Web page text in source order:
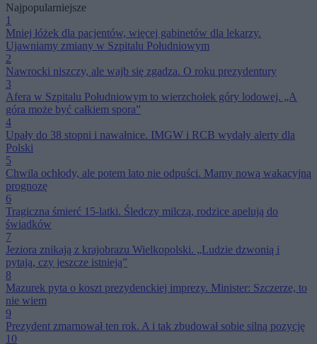
Najpopularniejsze
1
Mniej łóżek dla pacjentów, więcej gabinetów dla lekarzy.
Ujawniamy zmiany w Szpitalu Południowym
2
Nawrocki niszczy, ale wajb się zgadza. O roku prezydentury
3
Afera w Szpitalu Południowym to wierzchołek góry lodowej. „A
góra może być całkiem spora”
4
Upały do 38 stopni i nawałnice. IMGW i RCB wydały alerty dla
Polski
5
Chwila ochłody, ale potem lato nie odpuści. Mamy nową wakacyjną
prognozę
6
Tragiczna śmierć 15-latki. Śledczy milczą, rodzice apelują do
świadków
7
Jeziora znikają z krajobrazu Wielkopolski. „Ludzie dzwonią i
pytają, czy jeszcze istnieją”
8
Mazurek pyta o koszt prezydenckiej imprezy. Minister: Szczerze, to
nie wiem
9
Prezydent zmarnował ten rok. A i tak zbudował sobie silną pozycję
10